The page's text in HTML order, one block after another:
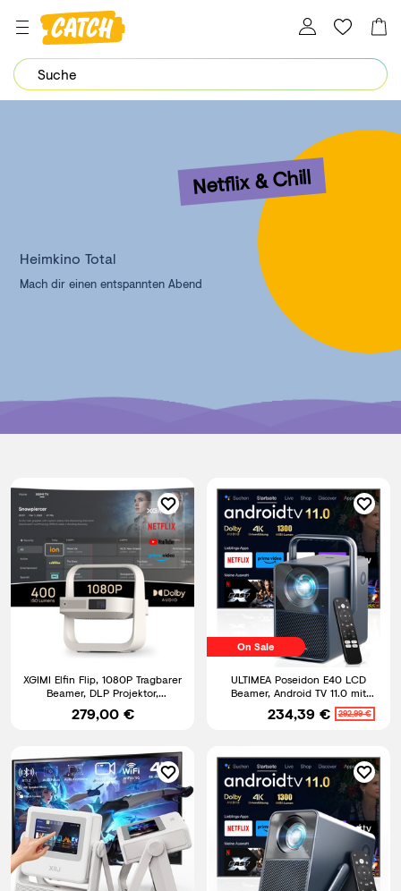
Dein Password wurde erfolgreich geändert.
Heimkino Total
Mach dir einen entspannten Abend
Netflix & Chill
XGIMI Elfin Flip, 1080P Tragbarer
Beamer, DLP Projektor,
Lizenziertes Netflix
279,00 €
On Sale
ULTIMEA Poseidon E40 LCD
Beamer, Android TV 11.0 mit
Netflix,Dolby Audio Beamer
234,39 € 292,99 €